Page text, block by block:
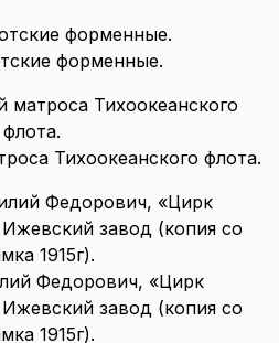
форменные.
Тихоокеанского флота.
Федорович, «Цирк
завод (копия со
1915г).